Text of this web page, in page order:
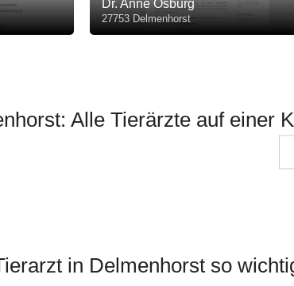
Dr. Anne Osburg
27753 Delmenhorst
Alle Tierärzte auf einer
in Delmenhorst so